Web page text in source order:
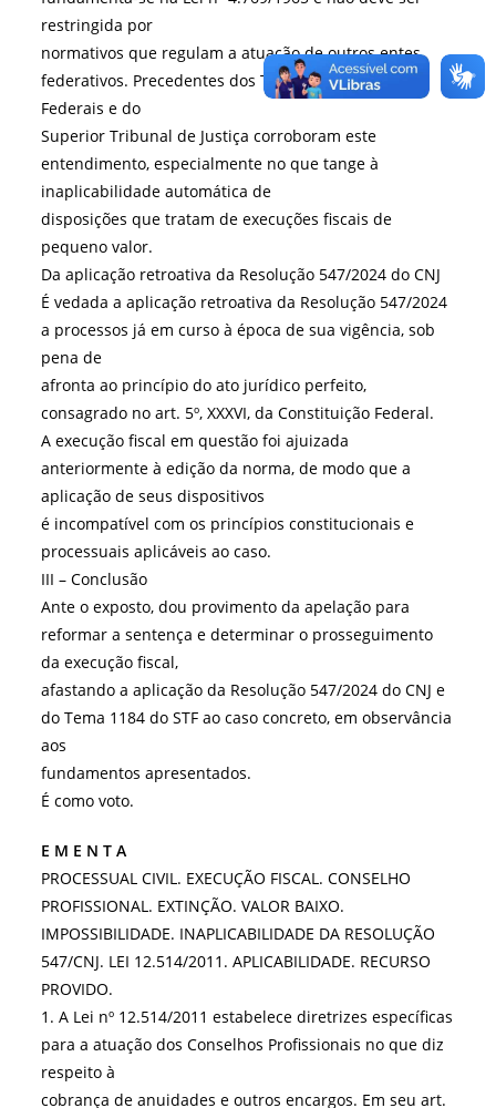
restringida por
normativos que regulam a atuação de outros entes
federativos. Precedentes dos Tribunais Regionais
Federais e do
Superior Tribunal de Justiça corroboram este
entendimento, especialmente no que tange à
inaplicabilidade automática de
disposições que tratam de execuções fiscais de
pequeno valor.
Da aplicação retroativa da Resolução 547/2024 do CNJ
É vedada a aplicação retroativa da Resolução 547/2024
a processos já em curso à época de sua vigência, sob
pena de
afronta ao princípio do ato jurídico perfeito,
consagrado no art. 5º, XXXVI, da Constituição Federal.
A execução fiscal em questão foi ajuizada
anteriormente à edição da norma, de modo que a
aplicação de seus dispositivos
é incompatível com os princípios constitucionais e
processuais aplicáveis ao caso.
III – Conclusão
Ante o exposto, dou provimento da apelação para
reformar a sentença e determinar o prosseguimento
da execução fiscal,
afastando a aplicação da Resolução 547/2024 do CNJ e
do Tema 1184 do STF ao caso concreto, em observância
aos
fundamentos apresentados.
É como voto.
E M E N T A
PROCESSUAL CIVIL. EXECUÇÃO FISCAL. CONSELHO
PROFISSIONAL. EXTINÇÃO. VALOR BAIXO.
IMPOSSIBILIDADE. INAPLICABILIDADE DA RESOLUÇÃO
547/CNJ. LEI 12.514/2011. APLICABILIDADE. RECURSO
PROVIDO.
1. A Lei nº 12.514/2011 estabelece diretrizes específicas
para a atuação dos Conselhos Profissionais no que diz
respeito à
cobrança de anuidades e outros encargos. Em seu art.